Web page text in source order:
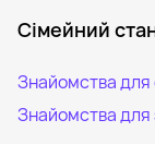
Сімейний
Знайомства
Знайомства для